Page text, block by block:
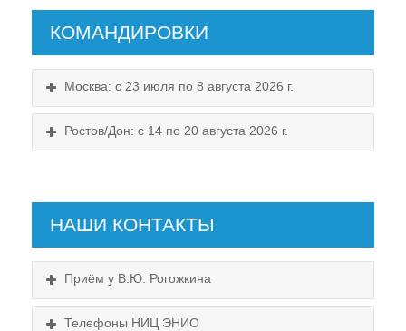
КОМАНДИРОВКИ
Москва: с 23 июля по 8 августа 2026 г.
Ростов/Дон: с 14 по 20 августа 2026 г.
НАШИ КОНТАКТЫ
Приём у В.Ю. Рогожкина
Телефоны НИЦ ЭНИО